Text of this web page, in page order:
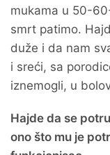
mukama u 50-
smrt patimo.
duže i da nam
i sreći, sa
iznemogli, u
Hajde da se
ono što mu je